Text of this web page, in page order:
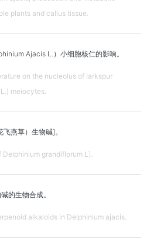
plants and callus tissue.
Ajacis L.）小细胞核仁的影响。
on the nucleolus of larkspur
meiocytes.
燕草）生物碱]。
Delphinium grandiflorum L].
的生物合成。
alkaloids in Delphinium ajacis.